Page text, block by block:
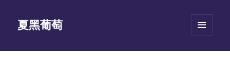
夏黑葡萄
挂件